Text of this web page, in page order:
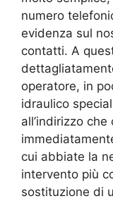
numero
evidenza sul
contatti. A
operatore, in
idraulico
all’indirizzo
cui abbiate la
intervento più
sostituzione di